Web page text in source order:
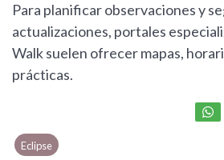
Para planificar observaciones y
actualizaciones, portales
Walk suelen ofrecer mapas,
prácticas.
Eclipse